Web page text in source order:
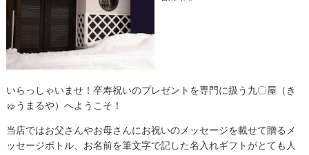
いらっしゃいませ！卒寿祝いのプレゼントを専門に扱う九〇屋（き
ゅうまるや）へようこそ！
当店ではお父さんやお母さんにお祝いのメッセージを載せて贈るメ
ッセージボトル、お名前を筆文字で記した名入れギフトがとても人